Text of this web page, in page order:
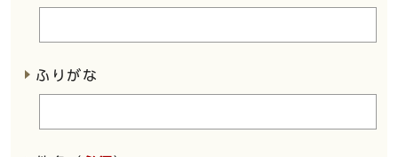
ふりがな